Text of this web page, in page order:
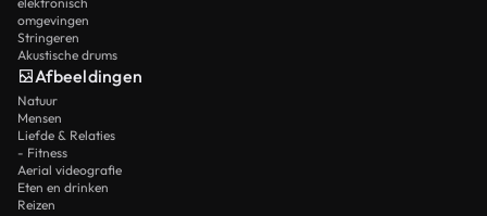
omgevingen
Stringeren
Akustische drums
Afbeeldingen
Natuur
Mensen
Liefde & Relaties
- Fitness
Aerial videografie
Eten en drinken
Reizen